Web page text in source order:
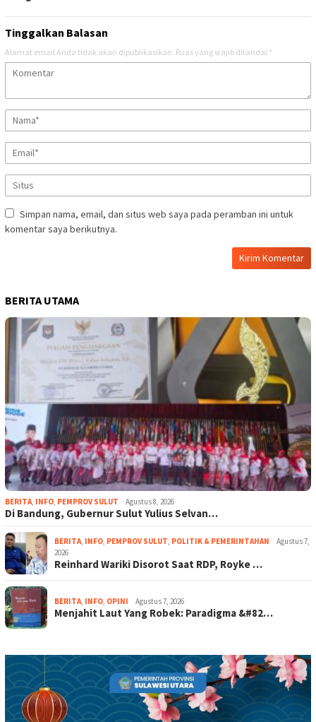
Tinggalkan Balasan
Alamat email Anda tidak akan dipublikasikan. Ruas yang wajib ditandai *
Simpan nama, email, dan situs web saya pada peramban ini untuk
komentar saya berikutnya.
BERITA UTAMA
BERITA INFO PEMPROV SULUT Agustus 8, 2026
Di Bandung, Gubernur Sulut Yulius Selvan…
BERITA INFO PEMPROV SULUT POLITIK & PEMERINTAHAN
Agustus 7,
2026
Reinhard Wariki Disorot Saat RDP, Royke …
BERITA INFO OPINI Agustus 7, 2026
Menjahit Laut Yang Robek: Paradigma &#82…